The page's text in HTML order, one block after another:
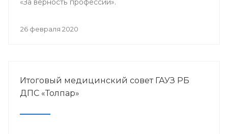
«За верность профессии».
26 февраля 2020
Итоговый медицинский совет ГАУЗ РБ
ДПС «Толпар»